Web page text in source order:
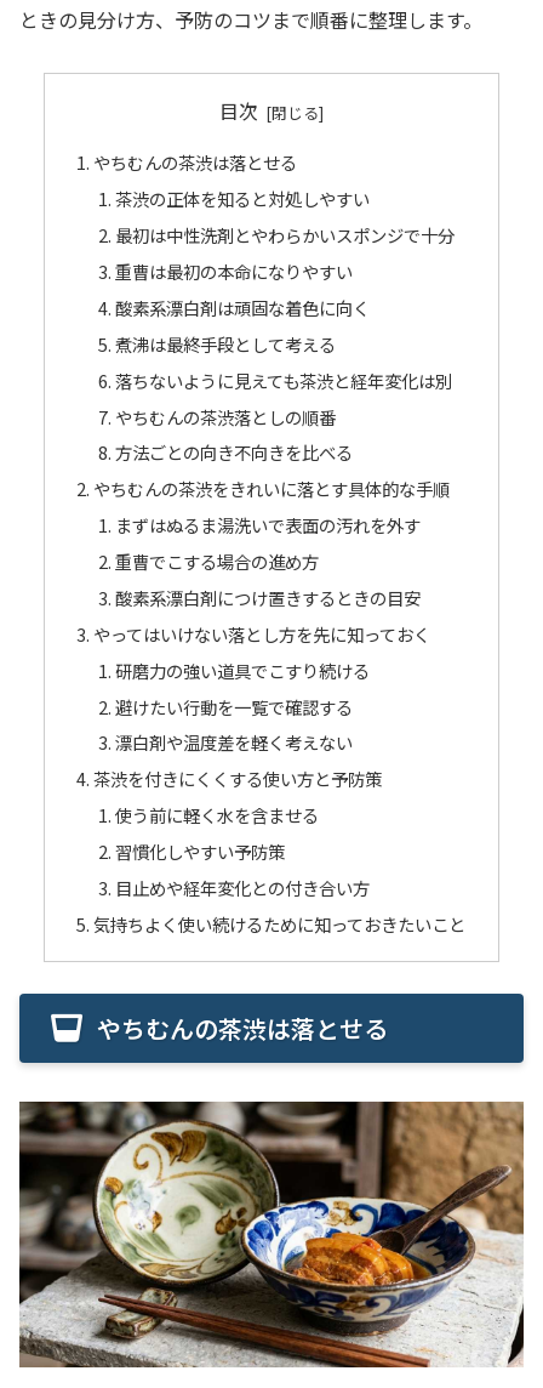
ときの見分け方、予防のコツまで順番に整理します。
目次
やちむんの茶渋は落とせる
茶渋の正体を知ると対処しやすい
最初は中性洗剤とやわらかいスポンジで十分
重曹は最初の本命になりやすい
酸素系漂白剤は頑固な着色に向く
煮沸は最終手段として考える
落ちないように見えても茶渋と経年変化は別
やちむんの茶渋落としの順番
方法ごとの向き不向きを比べる
やちむんの茶渋をきれいに落とす具体的な手順
まずはぬるま湯洗いで表面の汚れを外す
重曹でこする場合の進め方
酸素系漂白剤につけ置きするときの目安
やってはいけない落とし方を先に知っておく
研磨力の強い道具でこすり続ける
避けたい行動を一覧で確認する
漂白剤や温度差を軽く考えない
茶渋を付きにくくする使い方と予防策
使う前に軽く水を含ませる
習慣化しやすい予防策
目止めや経年変化との付き合い方
気持ちよく使い続けるために知っておきたいこと
やちむんの茶渋は落とせる